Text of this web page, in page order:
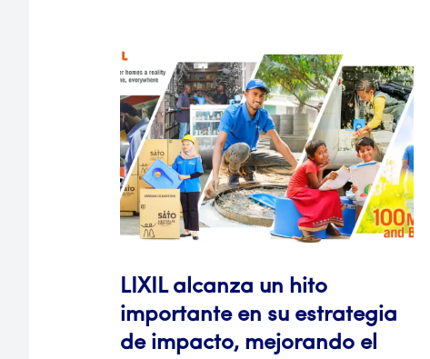
LIXIL alcanza un hito
importante en su estrategia
de impacto, mejorando el